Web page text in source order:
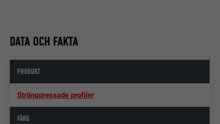
DATA OCH FAKTA
PRODUKT
Strängpressade profiler
FÄRG